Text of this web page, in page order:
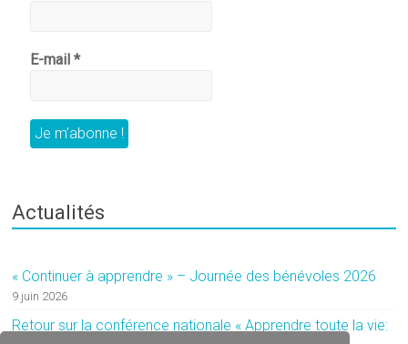
E-mail*
Actualités
« Continuer à apprendre » – Journée des bénévoles 2026
9 juin 2026
Retour sur la conférence nationale « Apprendre toute la vie: